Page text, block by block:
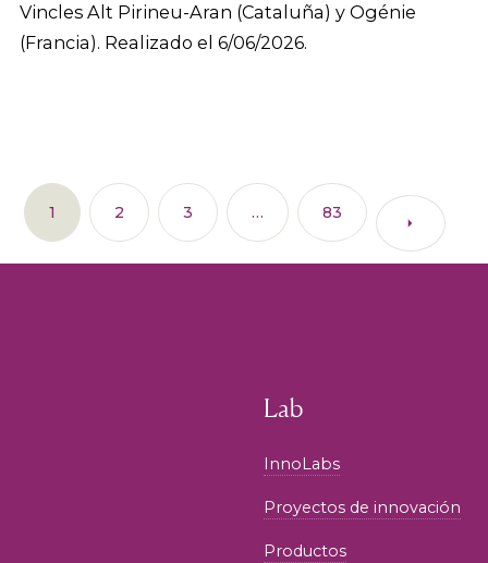
Vincles Alt Pirineu-Aran (Cataluña) y Ogénie
(Francia). Realizado el 6/06/2026.
1 2 3 … 83
Lab
InnoLabs
Proyectos de innovación
Productos